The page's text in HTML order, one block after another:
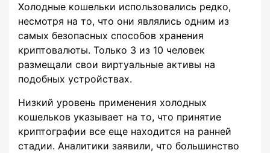
Холодные кошельки использовались редко,
несмотря на то, что они являлись одним из
самых безопасных способов хранения
криптовалюты. Только 3 из 10 человек
размещали свои виртуальные активы на
подобных устройствах.
Низкий уровень применения холодных
кошельков указывает на то, что принятие
криптографии все еще находится на ранней
стадии. Аналитики заявили, что большинство